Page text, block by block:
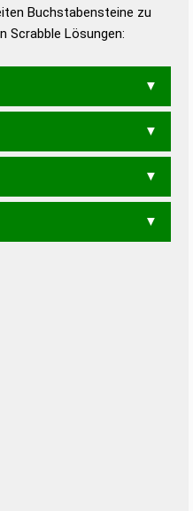
Die deutsche Grammatik
Deutsches
Buchstabensteine zu
Scrabble Lösungen: